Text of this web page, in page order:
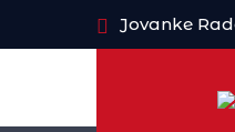
Jovanke